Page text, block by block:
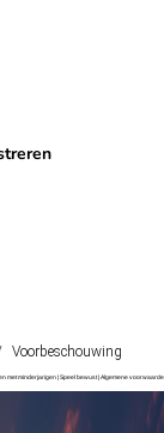
Voorbeschouwing
met minderjarigen | Speel bewust | Algemene